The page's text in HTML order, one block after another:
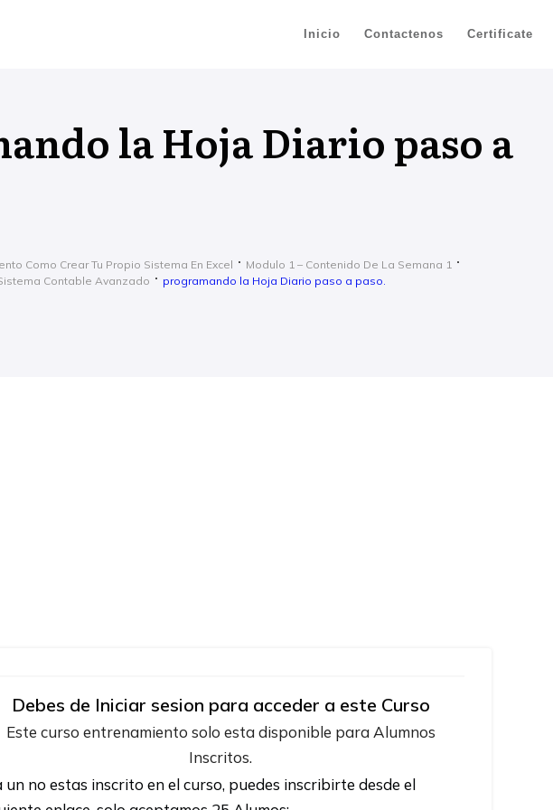
Inicio Contactenos Certificate
la Hoja Diario paso a
Como Crear Tu Propio Sistema En Excel
Modulo 1 – Contenido De La Semana 1
Contable Avanzado
programando la Hoja Diario paso a paso.
Debes de Iniciar sesion para acceder a este Curso
Este curso entrenamiento solo esta disponible para Alumnos
Inscritos.
un no estas inscrito en el curso, puedes inscribirte desde el